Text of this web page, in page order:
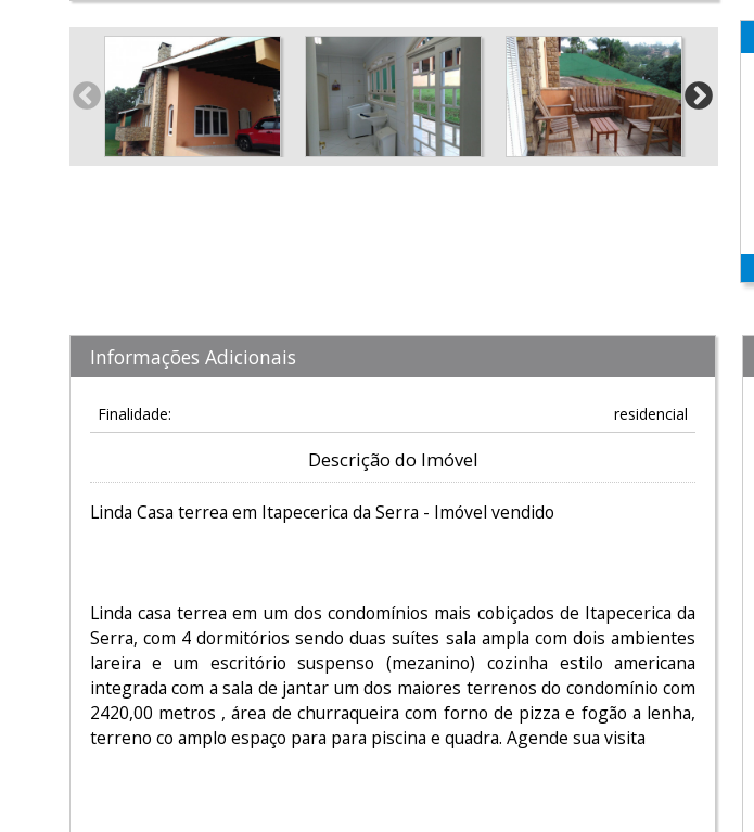
Informações Adicionais
Finalidade: residencial
Descrição do Imóvel
Linda Casa terrea em Itapecerica da Serra - Imóvel vendido
Linda casa terrea em um dos condomínios mais cobiçados de Itapecerica da
Serra, com 4 dormitórios sendo duas suítes sala ampla com dois ambientes
lareira e um escritório suspenso (mezanino) cozinha estilo americana
integrada com a sala de jantar um dos maiores terrenos do condomínio com
2420,00 metros , área de churraqueira com forno de pizza e fogão a lenha,
terreno co amplo espaço para para piscina e quadra. Agende sua visita